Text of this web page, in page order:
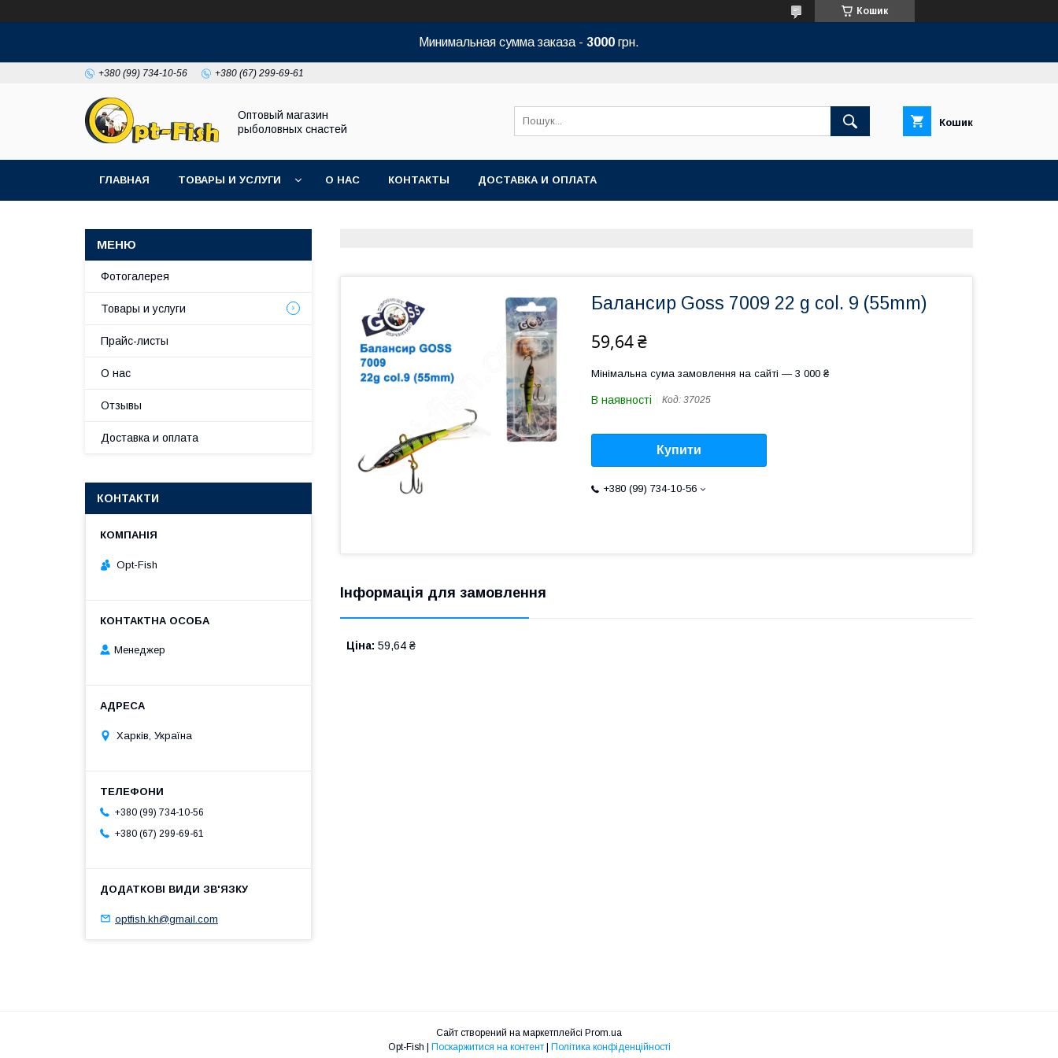
Кошик
Минимальная сумма заказа - 3000 грн.
+380 (99) 734-10-56 +380 (67) 299-69-61
Оптовый магазин
рыболовных снастей
Кошик
ГЛАВНАЯ ТОВАРЫ И УСЛУГИ О НАС КОНТАКТЫ ДОСТАВКА И ОПЛАТА
Балансир Goss 7009 22 g col. 9 (55mm)
59,64 ₴
Мінімальна сума замовлення на сайті — 3 000 ₴
В наявності Код: 37025
Купити
+380 (99) 734-10-56
Інформація для замовлення
Ціна: 59,64 ₴
Фотогалерея
Товары и услуги
Прайс-листы
О нас
Отзывы
Доставка и оплата
КОНТАКТИ
Opt-Fish
Менеджер
Харків, Україна
+380 (99) 734-10-56
+380 (67) 299-69-61
optfish.kh@gmail.com
Сайт створений на маркетплейсі Prom.ua
Поскаржитися на контент Політика конфіденційності